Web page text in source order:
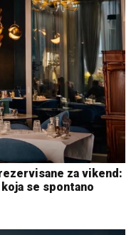
za vikend:
se spontano